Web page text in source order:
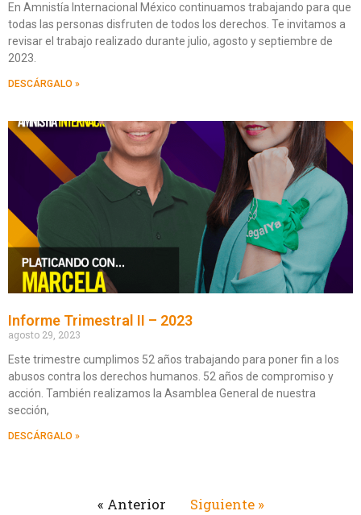
En Amnistía Internacional México continuamos trabajando para que
todas las personas disfruten de todos los derechos. Te invitamos a
revisar el trabajo realizado durante julio, agosto y septiembre de
2023.
DESCÁRGALO »
Informe Trimestral II – 2023
agosto 29, 2023
Este trimestre cumplimos 52 años trabajando para poner fin a los
abusos contra los derechos humanos. 52 años de compromiso y
acción. También realizamos la Asamblea General de nuestra
sección,
DESCÁRGALO »
« Anterior Siguiente »